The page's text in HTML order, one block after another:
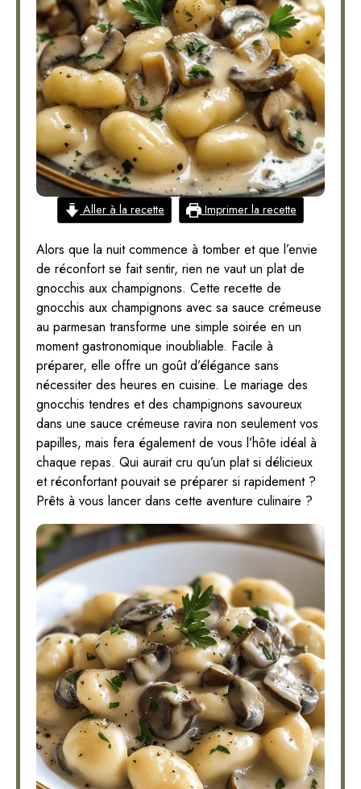
Aller à la recette Imprimer la recette
Alors que la nuit commence à tomber et que l’envie
de réconfort se fait sentir, rien ne vaut un plat de
gnocchis aux champignons. Cette recette de
gnocchis aux champignons avec sa sauce crémeuse
au parmesan transforme une simple soirée en un
moment gastronomique inoubliable. Facile à
préparer, elle offre un goût d’élégance sans
nécessiter des heures en cuisine. Le mariage des
gnocchis tendres et des champignons savoureux
dans une sauce crémeuse ravira non seulement vos
papilles, mais fera également de vous l’hôte idéal à
chaque repas. Qui aurait cru qu’un plat si délicieux
et réconfortant pouvait se préparer si rapidement ?
Prêts à vous lancer dans cette aventure culinaire ?